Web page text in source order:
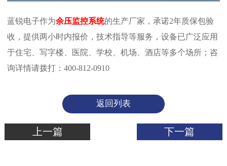
蓝锐电子作为余压监控系统的生产厂家，承诺2年质保包验
收，提供两小时内报价，技术指导等服务，设备已广泛应用
于住宅、写字楼、医院、学校、机场、酒店等多个场所；咨
询详情请拨打：400-812-0910
返回列表
上一篇 下一篇